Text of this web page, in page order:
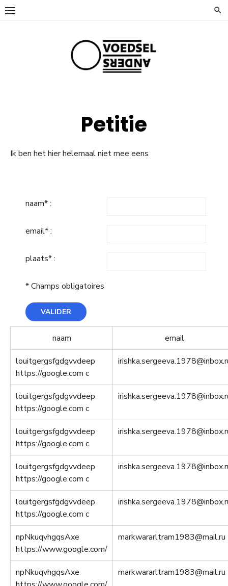
Ga
naar
Petitie
Ik ben het hier helemaal niet mee eens
naam* :
email* :
plaats* :
* Champs obligatoires
naam email
louitgergsfgdgvvdeep
https://google.com c
louitgergsfgdgvvdeep
https://google.com c
louitgergsfgdgvvdeep
https://google.com c
louitgergsfgdgvvdeep
https://google.com c
louitgergsfgdgvvdeep
https://google.com c
npNkuqvhgqsAxe
https://www.google.com/
markwararltram1983@mail.ru
npNkuqvhgqsAxe
markwararltram1983@mail.ru